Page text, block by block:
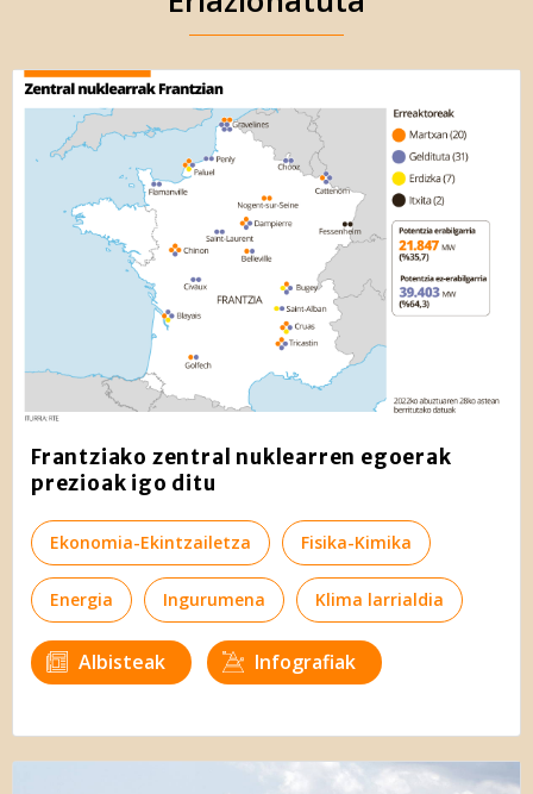
Frantziako zentral nuklearren egoerak
prezioak igo ditu
Ekonomia-Ekintzailetza Fisika-Kimika
Energia Ingurumena Klima larrialdia
Albisteak Infografiak